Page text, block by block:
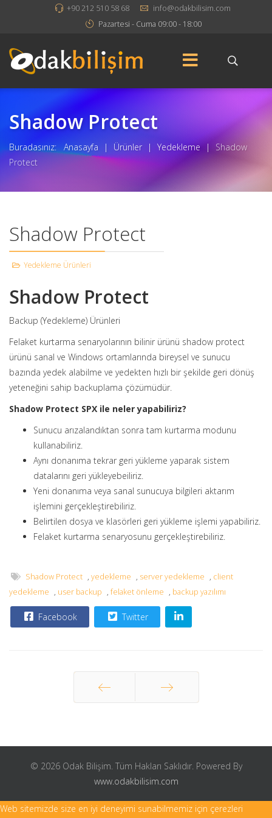
+90 212 510 58 68
info@odakbilisim.com
Pazartesi - Cuma 09:00 - 18:00
Shadow Protect
Buradasınız: Anasayfa | Ürünler | Yedekleme | Shadow
Protect
Shadow Protect
Yedekleme Ürünleri
Shadow Protect
Backup (Yedekleme) Ürünleri
Felaket kurtarma senaryolarının bilinir ürünü shadow protect
ürünü sanal ve Windows ortamlarında bireysel ve sunucu
bazında yedek alabilme ve yedekten hızlı bir şekilde geri dönüş
yeteneğini sahip backuplama çözümüdür.
Shadow Protect SPX ile neler yapabiliriz?
Sunucu arızalandıktan sonra tam kurtarma modunu
kullanabiliriz.
Aynı donanıma tekrar geri yükleme yaparak sistem
datalarını geri yükleyebeiliriz.
Yeni donanıma veya sanal sunucuya bilgileri aktarım
işlemini gerçekleştirebiliriz.
Belirtilen dosya ve klasörleri geri yükleme işlemi yapabiliriz.
Felaket kurtarma senaryosunu gerçekleştirebiliriz.
Shadow Protect , yedekleme , server yedekleme , client
yedekleme , user backup , felaket önleme , backup yazılımı
Facebook Twitter
© 2026 Odak Bilişim. Tüm Hakları Saklıdır. Powered By
www.odakbilisim.com
Web sitemizde size en iyi deneyimi sunabilmemiz için çerezleri